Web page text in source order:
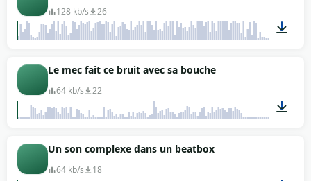
128 kb/s 26
Le mec fait ce bruit avec sa bouche
64 kb/s 22
Un son complexe dans un beatbox
64 kb/s 18